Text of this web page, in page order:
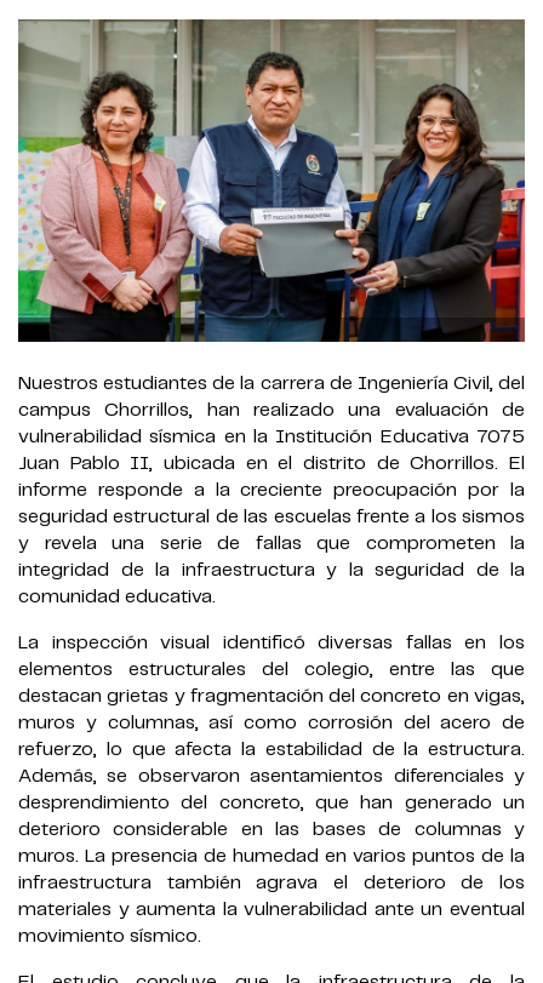
Nuestros estudiantes de la carrera de Ingeniería Civil, del
campus Chorrillos, han realizado una evaluación de
vulnerabilidad sísmica en la Institución Educativa 7075
Juan Pablo II, ubicada en el distrito de Chorrillos. El
informe responde a la creciente preocupación por la
seguridad estructural de las escuelas frente a los sismos
y revela una serie de fallas que comprometen la
integridad de la infraestructura y la seguridad de la
comunidad educativa.
La inspección visual identificó diversas fallas en los
elementos estructurales del colegio, entre las que
destacan grietas y fragmentación del concreto en vigas,
muros y columnas, así como corrosión del acero de
refuerzo, lo que afecta la estabilidad de la estructura.
Además, se observaron asentamientos diferenciales y
desprendimiento del concreto, que han generado un
deterioro considerable en las bases de columnas y
muros. La presencia de humedad en varios puntos de la
infraestructura también agrava el deterioro de los
materiales y aumenta la vulnerabilidad ante un eventual
movimiento sísmico.